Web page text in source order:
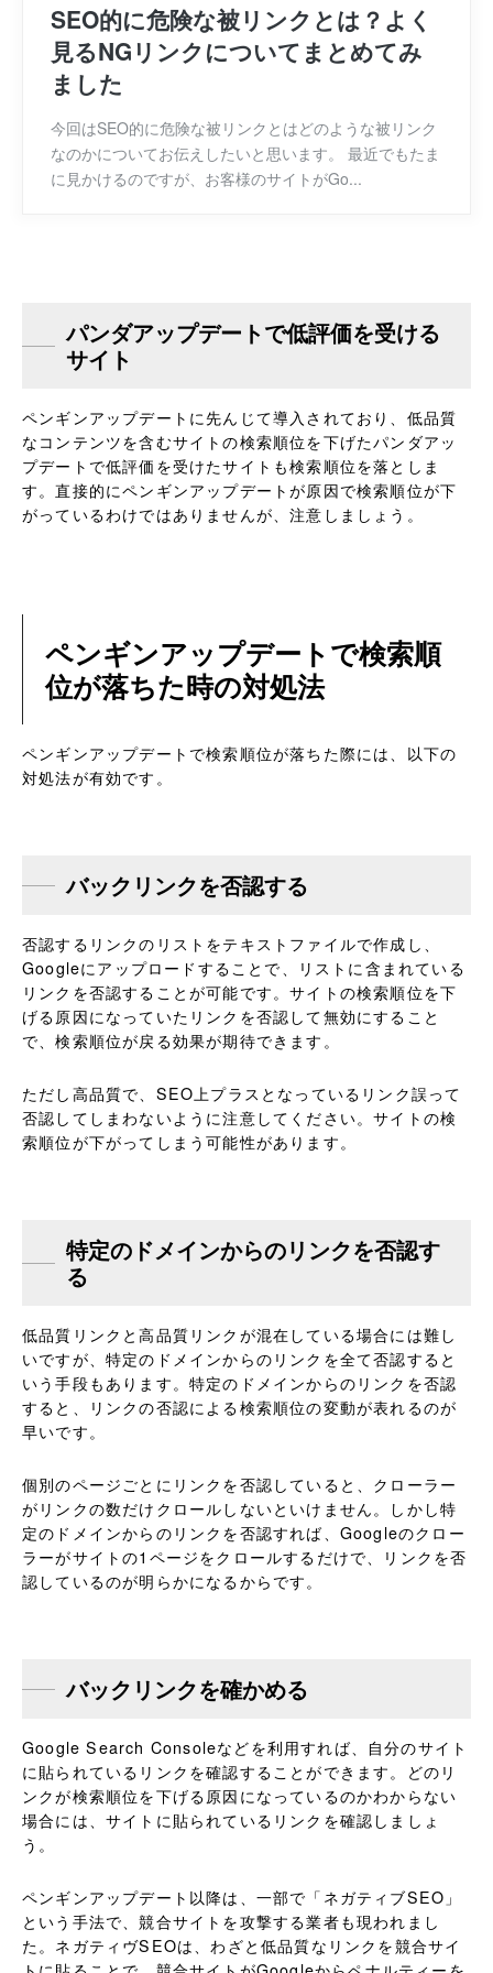
SEO的に危険な被リンクとは？よく
見るNGリンクについてまとめてみ
ました
今回はSEO的に危険な被リンクとはどのような被リンク
なのかについてお伝えしたいと思います。 最近でもたま
に見かけるのですが、お客様のサイトがGo...
パンダアップデートで低評価を受ける
サイト
ペンギンアップデートに先んじて導入されており、低品質
なコンテンツを含むサイトの検索順位を下げたパンダアッ
プデートで低評価を受けたサイトも検索順位を落としま
す。直接的にペンギンアップデートが原因で検索順位が下
がっているわけではありませんが、注意しましょう。
ペンギンアップデートで検索順
位が落ちた時の対処法
ペンギンアップデートで検索順位が落ちた際には、以下の
対処法が有効です。
バックリンクを否認する
否認するリンクのリストをテキストファイルで作成し、
Googleにアップロードすることで、リストに含まれている
リンクを否認することが可能です。サイトの検索順位を下
げる原因になっていたリンクを否認して無効にすること
で、検索順位が戻る効果が期待できます。
ただし高品質で、SEO上プラスとなっているリンク誤って
否認してしまわないように注意してください。サイトの検
索順位が下がってしまう可能性があります。
特定のドメインからのリンクを否認す
る
低品質リンクと高品質リンクが混在している場合には難し
いですが、特定のドメインからのリンクを全て否認すると
いう手段もあります。特定のドメインからのリンクを否認
すると、リンクの否認による検索順位の変動が表れるのが
早いです。
個別のページごとにリンクを否認していると、クローラー
がリンクの数だけクロールしないといけません。しかし特
定のドメインからのリンクを否認すれば、Googleのクロー
ラーがサイトの1ページをクロールするだけで、リンクを否
認しているのが明らかになるからです。
バックリンクを確かめる
Google Search Consoleなどを利用すれば、自分のサイト
に貼られているリンクを確認することができます。どのリ
ンクが検索順位を下げる原因になっているのかわからない
場合には、サイトに貼られているリンクを確認しましょ
う。
ペンギンアップデート以降は、一部で「ネガティブSEO」
という手法で、競合サイトを攻撃する業者も現われまし
た。ネガティヴSEOは、わざと低品質なリンクを競合サイ